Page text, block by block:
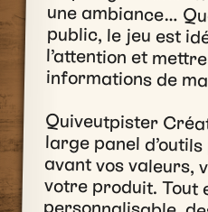
informations de
Quiveutpister
large panel
avant vos
votre
personnalisable,
l’intrique comme
thème de
lieux à